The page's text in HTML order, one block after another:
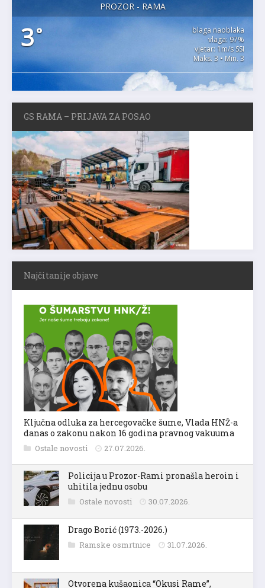
PROZOR - RAMA
3°
blaga naoblaka
vlaga: 97%
vjetar: 1m/s SSI
Maks. 3 • Min. 3
GS RAMA – PRIJAVA ZA POSAO
Najčitanije objave
Ključna odluka za hercegovačke šume, Vlada HNŽ-a
danas o zakonu nakon 16 godina pravnog vakuuma
Ostale novosti 27.07.2026.
Policija u Prozor-Rami pronašla heroin i
uhitila jednu osobu
Ostale novosti 30.07.2026.
Drago Borić (1973.-2026.)
Ramske osmrtnice 31.07.2026.
Otvorena kušaonica “Okusi Rame”,